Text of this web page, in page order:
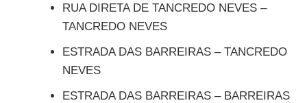
RUA DIRETA DE TANCREDO NEVES –
TANCREDO NEVES
ESTRADA DAS BARREIRAS – TANCREDO
NEVES
ESTRADA DAS BARREIRAS – BARREIRAS